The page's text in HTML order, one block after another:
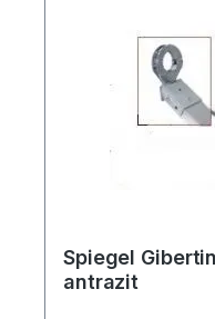
Spiegel
antrazit